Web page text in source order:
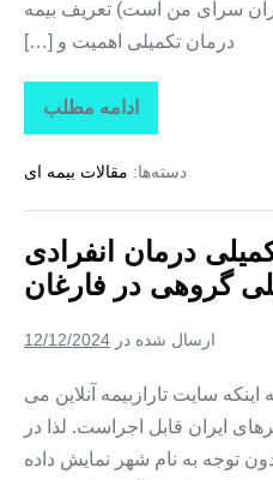
سرای من است) تعریف بیمه
درمان تکمیلی اهمیت و […]
ادامه مطلب
تاراز
بیمه
بیمه
درمان
+
بیمه
درمان
تکمیلی
در
دسته‌ها: مقالات بیمه ای
درمان انفرادی
گروهی در فارغان
ارسال شده در 12/12/2024
سایت تارازبیمه آنلاین می
ایران قابل اجراست. لذا در
توجه به نام شهر نمایش داده